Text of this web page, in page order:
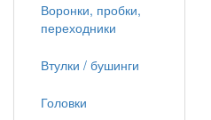
Воронки, пробки,
переходники
Втулки / бушинги
Головки